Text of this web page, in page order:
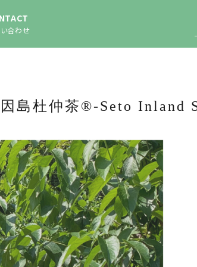
合わせ
島杜仲茶®-Seto Inland